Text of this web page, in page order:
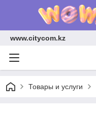
www.citycom.kz
Товары и услуги